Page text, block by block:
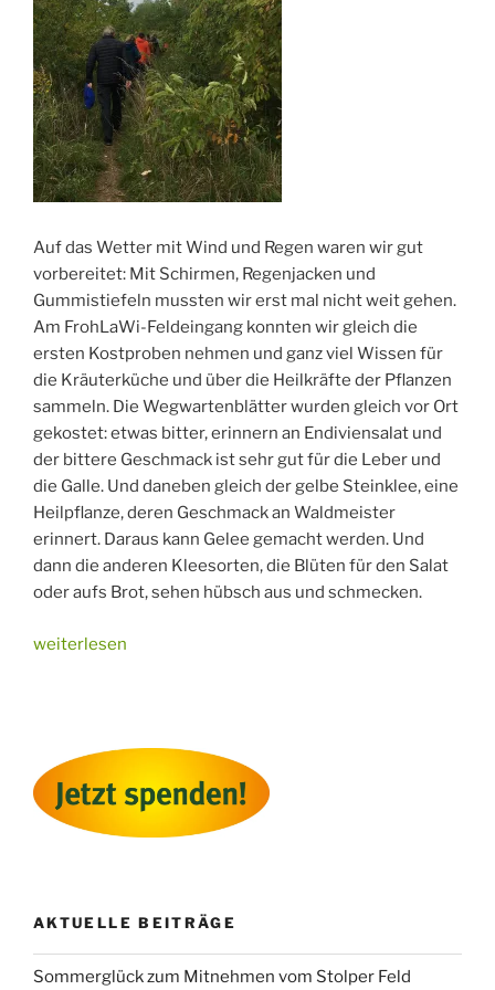
Auf das Wetter mit Wind und Regen waren wir gut
vorbereitet: Mit Schirmen, Regenjacken und
Gummistiefeln mussten wir erst mal nicht weit gehen.
Am FrohLaWi-Feldeingang konnten wir gleich die
ersten Kostproben nehmen und ganz viel Wissen für
die Kräuterküche und über die Heilkräfte der Pflanzen
sammeln. Die Wegwartenblätter wurden gleich vor Ort
gekostet: etwas bitter, erinnern an Endiviensalat und
der bittere Geschmack ist sehr gut für die Leber und
die Galle. Und daneben gleich der gelbe Steinklee, eine
Heilpflanze, deren Geschmack an Waldmeister
erinnert. Daraus kann Gelee gemacht werden. Und
dann die anderen Kleesorten, die Blüten für den Salat
oder aufs Brot, sehen hübsch aus und schmecken.
„Für
gewachsen“
weiterlesen
AKTUELLE BEITRÄGE
Sommerglück zum Mitnehmen vom Stolper Feld